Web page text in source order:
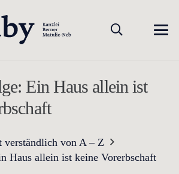
Ein Haus allein ist
verständlich von A – Z
Haus allein ist keine Vorerbschaft